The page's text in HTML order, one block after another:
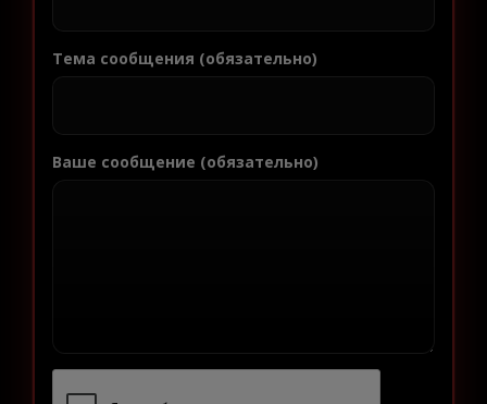
Тема сообщения (обязательно)
Ваше сообщение (обязательно)